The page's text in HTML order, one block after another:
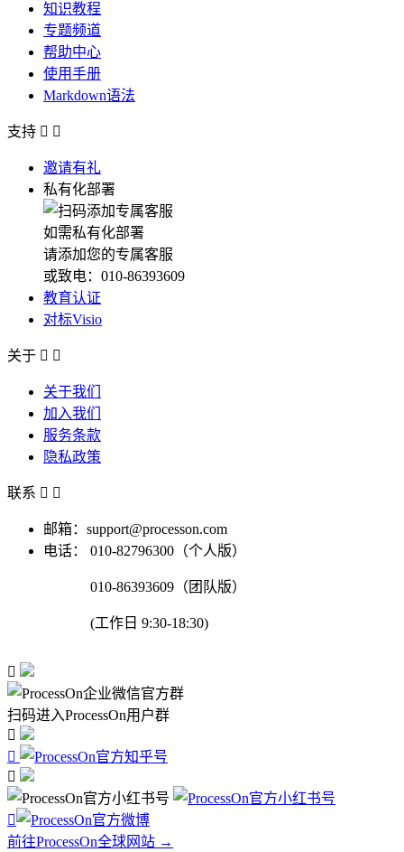
知识教程
专题频道
帮助中心
使用手册
Markdown语法
支持  
邀请有礼
私有化部署
如需私有化部署
请添加您的专属客服
或致电：010-86393609
教育认证
对标Visio
关于  
关于我们
加入我们
服务条款
隐私政策
联系  
邮箱：support@processon.com
电话：
010-82796300（个人版）
010-86393609（团队版）
(工作日 9:30-18:30)

扫码进入ProcessOn用户群




前往ProcessOn全球网站 →